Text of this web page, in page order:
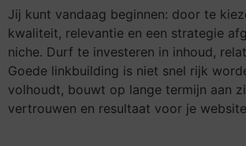
Jij kunt vandaag beginnen: door te
kwaliteit, relevantie en een strategie
niche. Durf te investeren in inhoud,
Goede linkbuilding is niet snel rijk
volhoudt, bouwt op lange termijn aan
vertrouwen en resultaat voor je